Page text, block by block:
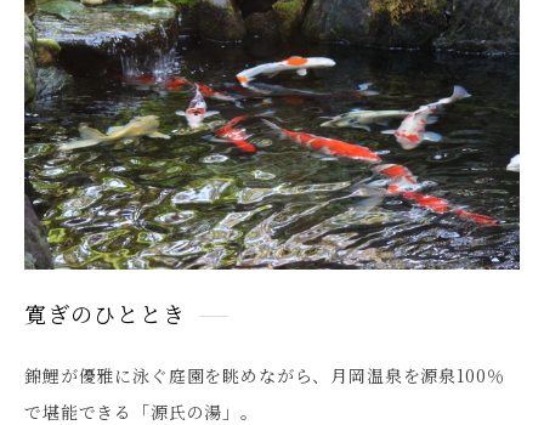
寛ぎのひととき
錦鯉が優雅に泳ぐ庭園を眺めながら、月岡温泉を源泉100％
で堪能できる「源氏の湯」。